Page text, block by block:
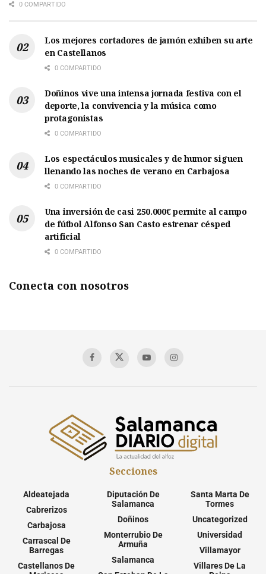
0 COMPARTIDO
Los mejores cortadores de jamón exhiben su arte
en Castellanos
0 COMPARTIDO
Doñinos vive una intensa jornada festiva con el
deporte, la convivencia y la música como
protagonistas
0 COMPARTIDO
Los espectáculos musicales y de humor siguen
llenando las noches de verano en Carbajosa
0 COMPARTIDO
Una inversión de casi 250.000€ permite al campo
de fútbol Alfonso San Casto estrenar césped
artificial
0 COMPARTIDO
Conecta con nosotros
Secciones
Aldeatejada
Cabrerizos
Carbajosa
Carrascal De
Barregas
Castellanos De
Diputación De
Salamanca
Doñinos
Monterrubio De
Armuña
Salamanca
Santa Marta De
Tormes
Uncategorized
Universidad
Villamayor
Villares De La